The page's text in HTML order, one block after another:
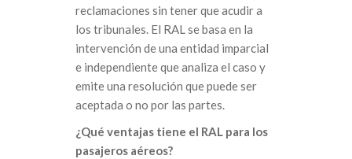
reclamaciones sin tener que acudir a
los tribunales. El RAL se basa en la
intervención de una entidad imparcial
e independiente que analiza el caso y
emite una resolución que puede ser
aceptada o no por las partes.
¿Qué ventajas tiene el RAL para los
pasajeros aéreos?